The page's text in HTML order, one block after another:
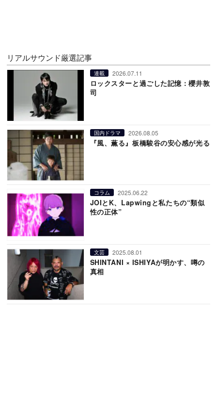
リアルサウンド厳選記事
連載 2026.07.11
ロックスターと過ごした記憶：櫻井敦
司
国内ドラマ 2026.08.05
『風、薫る』板橋駿谷の安心感が光る
コラム 2025.06.22
JOIとK、Lapwingと私たちの“類似
性の正体”
文芸 2025.08.01
SHINTANI × ISHIYAが明かす、噂の
真相